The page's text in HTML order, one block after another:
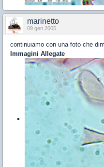
marinetto
09 gen 2005
continuiamo con una foto che
Immagini Allegate